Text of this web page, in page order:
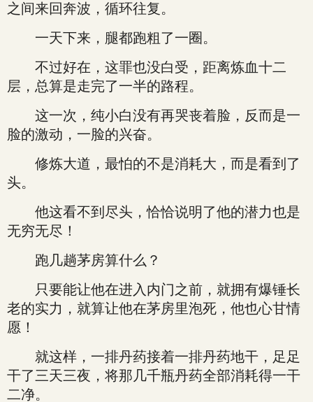
之间来回奔波，循环往复。
一天下来，腿都跑粗了一圈。
不过好在，这罪也没白受，距离炼血十二
层，总算是走完了一半的路程。
这一次，纯小白没有再哭丧着脸，反而是一
脸的激动，一脸的兴奋。
修炼大道，最怕的不是消耗大，而是看到了
头。
他这看不到尽头，恰恰说明了他的潜力也是
无穷无尽！
跑几趟茅房算什么？
只要能让他在进入内门之前，就拥有爆锤长
老的实力，就算让他在茅房里泡死，他也心甘情
愿！
就这样，一排丹药接着一排丹药地干，足足
干了三天三夜，将那几千瓶丹药全部消耗得一干
二净。